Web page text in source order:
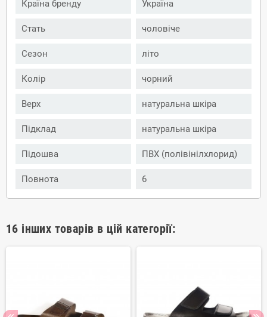
Країна бренду Україна
Стать чоловіче
Сезон літо
Колір чорний
Верх натуральна шкіра
Підклад натуральна шкіра
Підошва ПВХ (полівінілхлорид)
Повнота 6
16 інших товарів в цій категорії: